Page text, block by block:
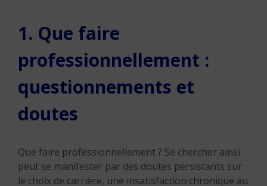
1. Que faire
professionnellement :
questionnements et
doutes
Que faire professionnellement ? Se chercher ainsi
peut se manifester par des doutes persistants sur
le choix de carrière, une insatisfaction chronique au